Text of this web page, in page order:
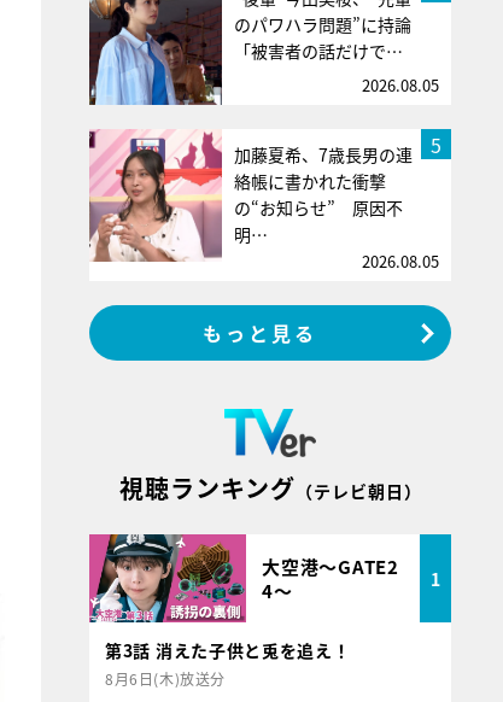
のパワハラ問題”に持論
「被害者の話だけで…
2026.08.05
5
加藤夏希、7歳長男の連
絡帳に書かれた衝撃
の“お知らせ” 原因不
明…
2026.08.05
もっと見る
視聴ランキング （テレビ朝日）
大空港～GATE2
4～
1
第3話 消えた子供と兎を追え！
8月6日(木)放送分